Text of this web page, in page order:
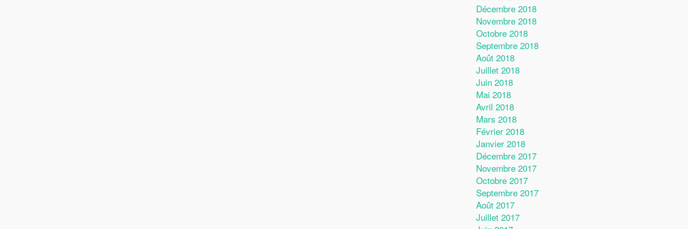
Décembre 2018
Novembre 2018
Octobre 2018
Septembre 2018
Août 2018
Juillet 2018
Juin 2018
Mai 2018
Avril 2018
Mars 2018
Février 2018
Janvier 2018
Décembre 2017
Novembre 2017
Octobre 2017
Septembre 2017
Août 2017
Juillet 2017